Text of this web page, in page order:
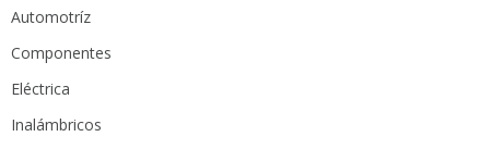
Automotríz
Componentes
Eléctrica
Inalámbricos